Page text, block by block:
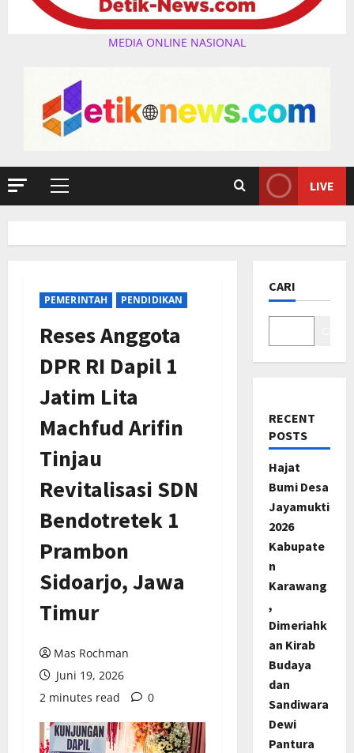
MEDIA ONLINE NASIONAL
Primary
LIVE
PEMERINTAH PENDIDIKAN
Reses Anggota
DPR RI Dapil 1
Jatim Lita
Machfud Arifin
Tinjau
Revitalisasi SDN
Bendotretek 1
Prambon
Sidoarjo, Jawa
Timur
Mas Rochman
Juni 19, 2026
2 minutes read
0
CARI
RECENT
POSTS
Hajat
Bumi Desa
Jayamukti
2026
Kabupate
n
Karawang
,
Dimeriahk
an Kirab
Budaya
dan
Sandiwara
Dewi
Pantura